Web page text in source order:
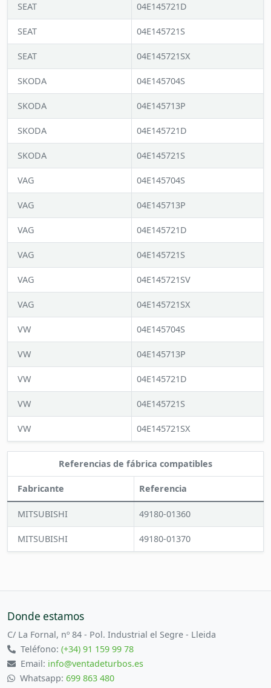
SEAT 04E145721D
SEAT 04E145721S
SEAT 04E145721SX
SKODA 04E145704S
SKODA 04E145713P
SKODA 04E145721D
SKODA 04E145721S
VAG 04E145704S
VAG 04E145713P
VAG 04E145721D
VAG 04E145721S
VAG 04E145721SV
VAG 04E145721SX
VW 04E145704S
VW 04E145713P
VW 04E145721D
VW 04E145721S
VW 04E145721SX
Referencias de fábrica compatibles
Fabricante Referencia
MITSUBISHI 49180-01360
MITSUBISHI 49180-01370
Donde estamos
C/ La Fornal, nº 84 - Pol. Industrial el Segre - Lleida
Teléfono:(+34) 91 159 99 78
Email: info@ventadeturbos.es
Whatsapp: 699 863 480